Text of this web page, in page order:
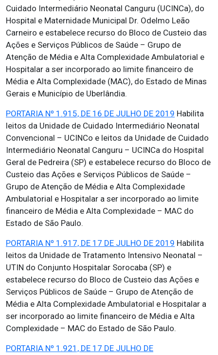
Cuidado Intermediário Neonatal Canguru (UCINCa), do
Hospital e Maternidade Municipal Dr. Odelmo Leão
Carneiro e estabelece recurso do Bloco de Custeio das
Ações e Serviços Públicos de Saúde – Grupo de
Atenção de Média e Alta Complexidade Ambulatorial e
Hospitalar a ser incorporado ao limite financeiro de
Média e Alta Complexidade (MAC), do Estado de Minas
Gerais e Município de Uberlândia.
PORTARIA Nº 1.915, DE 16 DE JULHO DE 2019 Habilita
leitos da Unidade de Cuidado Intermediário Neonatal
Convencional – UCINCo e leitos da Unidade de Cuidado
Intermediário Neonatal Canguru – UCINCa do Hospital
Geral de Pedreira (SP) e estabelece recurso do Bloco de
Custeio das Ações e Serviços Públicos de Saúde –
Grupo de Atenção de Média e Alta Complexidade
Ambulatorial e Hospitalar a ser incorporado ao limite
financeiro de Média e Alta Complexidade – MAC do
Estado de São Paulo.
PORTARIA Nº 1.917, DE 17 DE JULHO DE 2019 Habilita
leitos da Unidade de Tratamento Intensivo Neonatal –
UTIN do Conjunto Hospitalar Sorocaba (SP) e
estabelece recurso do Bloco de Custeio das Ações e
Serviços Públicos de Saúde – Grupo de Atenção de
Média e Alta Complexidade Ambulatorial e Hospitalar a
ser incorporado ao limite financeiro de Média e Alta
Complexidade – MAC do Estado de São Paulo.
PORTARIA Nº 1.921, DE 17 DE JULHO DE